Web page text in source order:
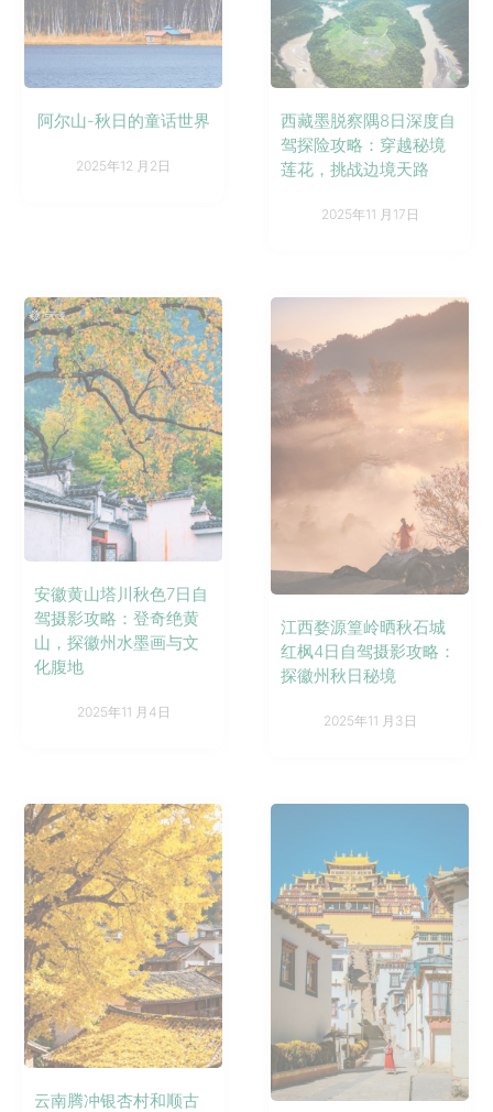
阿尔山-秋日的童话世界
2025年12 月2日
西藏墨脱察隅8日深度自
驾探险攻略：穿越秘境
莲花，挑战边境天路
2025年11 月17日
安徽黄山塔川秋色7日自
驾摄影攻略：登奇绝黄
山，探徽州水墨画与文
化腹地
2025年11 月4日
江西婺源篁岭晒秋石城
红枫4日自驾摄影攻略：
探徽州秋日秘境
2025年11 月3日
云南腾冲银杏村和顺古